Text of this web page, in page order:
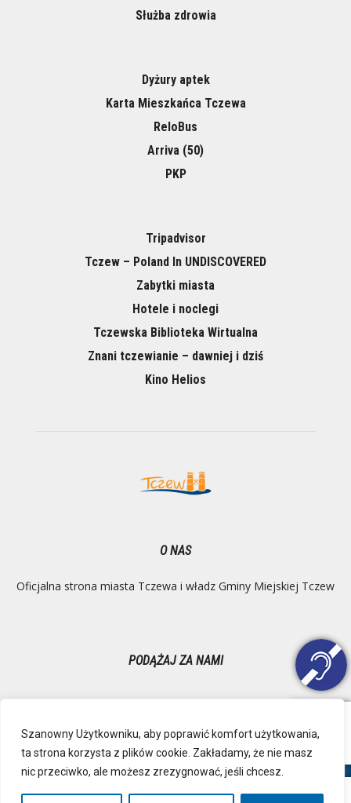
Szanowny Użytkowniku, aby poprawić komfort użytkowania,
ta strona korzysta z plików cookie. Zakładamy, że nie masz
nic przeciwko, ale możesz zrezygnować, jeśli chcesz.
Służba zdrowia
Dyżury aptek
Karta Mieszkańca Tczewa
ReloBus
Arriva (50)
PKP
Tripadvisor
Tczew – Poland In UNDISCOVERED
Zabytki miasta
Hotele i noclegi
Tczewska Biblioteka Wirtualna
Znani tczewianie – dawniej i dziś
Kino Helios
O NAS
Oficjalna strona miasta Tczewa i władz Gminy Miejskiej Tczew
PODĄŻAJ ZA NAMI
Ochrona danych osobowych
Inspektor Danych Osobowych
Polityka Prywatności
Deklaracja dostępności
RSS
Kontakt